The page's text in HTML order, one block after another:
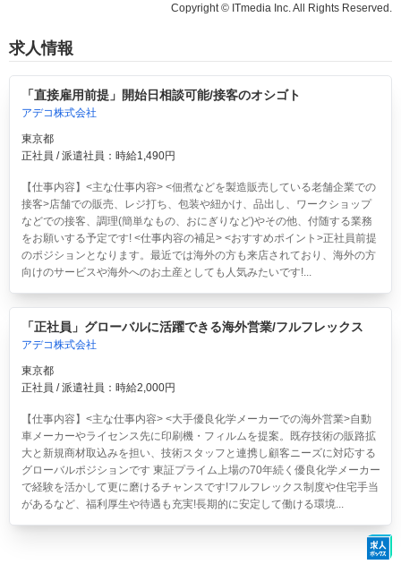
Copyright © ITmedia Inc. All Rights Reserved.
求人情報
「直接雇用前提」開始日相談可能/接客のオシゴト
アデコ株式会社
東京都
正社員 / 派遣社員：時給1,490円
【仕事内容】<主な仕事内容> <佃煮などを製造販売している老舗企業での
接客>店舗での販売、レジ打ち、包装や紐かけ、品出し、ワークショップ
などでの接客、調理(簡単なもの、おにぎりなど)やその他、付随する業務
をお願いする予定です! <仕事内容の補足> <おすすめポイント>正社員前提
のポジションとなります。最近では海外の方も来店されており、海外の方
向けのサービスや海外へのお土産としても人気みたいです!...
「正社員」グローバルに活躍できる海外営業/フルフレックス
アデコ株式会社
東京都
正社員 / 派遣社員：時給2,000円
【仕事内容】<主な仕事内容> <大手優良化学メーカーでの海外営業>自動
車メーカーやライセンス先に印刷機・フィルムを提案。既存技術の販路拡
大と新規商材取込みを担い、技術スタッフと連携し顧客ニーズに対応する
グローバルポジションです 東証プライム上場の70年続く優良化学メーカー
で経験を活かして更に磨けるチャンスです!フルフレックス制度や住宅手当
があるなど、福利厚生や待遇も充実!長期的に安定して働ける環境...